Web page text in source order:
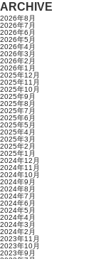
ARCHIVE
2026年8月
2026年7月
2026年6月
2026年5月
2026年4月
2026年3月
2026年2月
2026年1月
2025年12月
2025年11月
2025年10月
2025年9月
2025年8月
2025年7月
2025年6月
2025年5月
2025年4月
2025年3月
2025年2月
2025年1月
2024年12月
2024年11月
2024年10月
2024年9月
2024年8月
2024年7月
2024年6月
2024年5月
2024年4月
2024年3月
2024年2月
2023年11月
2023年10月
2023年9月